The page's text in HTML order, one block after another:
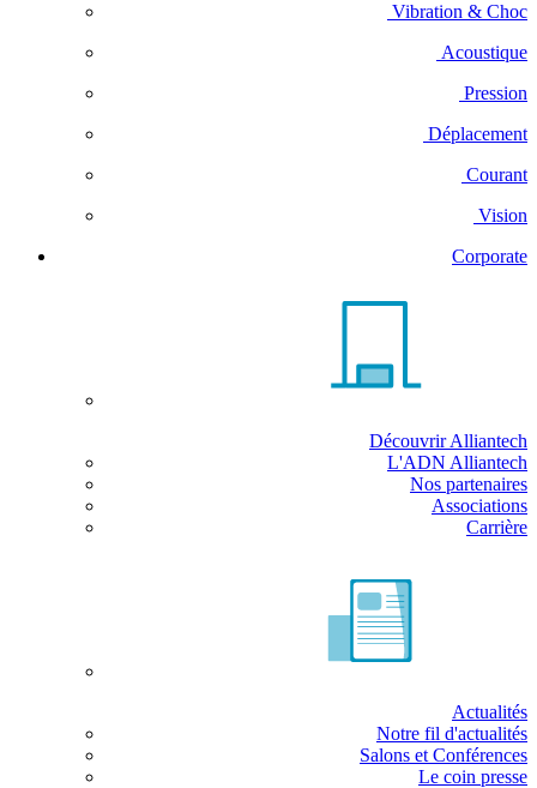
Vibration & Choc
Acoustique
Pression
Déplacement
Courant
Vision
Corporate
Découvrir Alliantech
L'ADN Alliantech
Nos partenaires
Associations
Carrière
Actualités
Notre fil d'actualités
Salons et Conférences
Le coin presse